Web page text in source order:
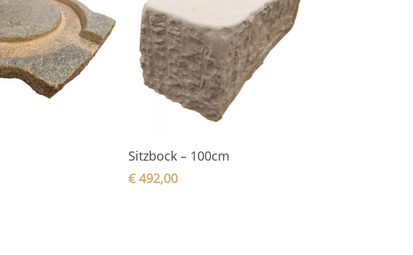
In den Warenkorb
Sitzbock – 100cm
€492,00